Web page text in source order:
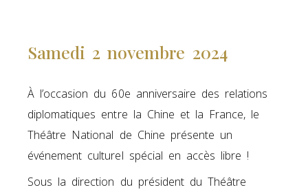
Samedi 2 novembre 2024
À l’occasion du 60e anniversaire des relations
diplomatiques entre la Chine et la France, le
Théâtre National de Chine présente un
événement culturel spécial en accès libre !
Sous la direction du président du Théâtre